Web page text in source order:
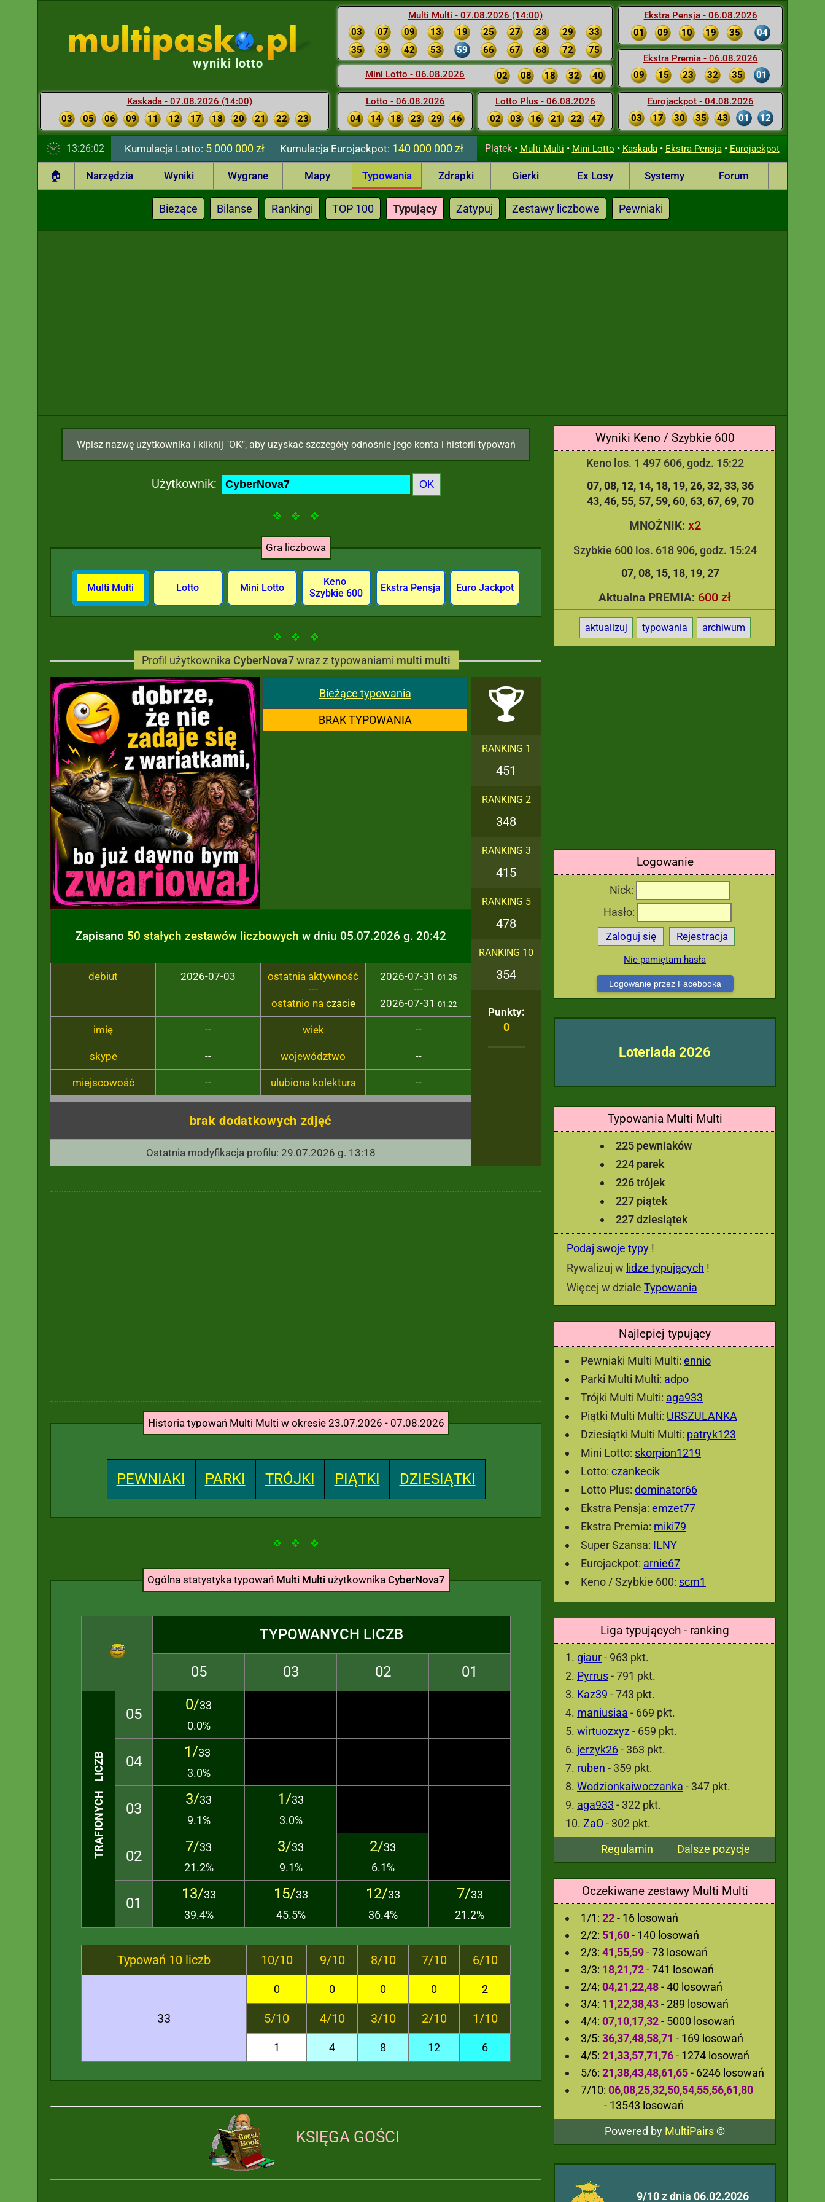
Multi Multi - 07.08.2026 (14:00)
03
07 09 13 19 25 27 28 29
33
35
39 42 53 59 66 67 68 72 75
Mini Lotto - 06.08.2026 02 08 18 32 40
Lotto - 06.08.2026
04
14 18 23 29 46
Lotto Plus - 06.08.2026
02
03 16 21 22 47
Ekstra Pensja - 06.08.2026
01
09 10 19 35 04
Ekstra Premia - 06.08.2026
09
15 23 32 35 01
Eurojackpot - 04.08.2026
03
17 30 35 43 01 12
wyniki lotto
Kaskada - 07.08.2026 (14:00)
03
05 06 09 11 12 17 18 20 21 22 23
13:26:03 Kumulacja Lotto: 5 000 000 zł KumulacjaEurojackpot: 140 000 000 zł Piątek• Multi Multi • Mini Lotto • Kaskada• Ekstra Pensja• Eurojackpot
🏠 Narzędzia Wyniki Wygrane Mapy Typowania Zdrapki Gierki Ex Losy Systemy Forum
Bieżące Bilanse Rankingi TOP 100 Typujący Zatypuj Zestawy liczbowe Pewniaki
Wyniki Keno / Szybkie 600
Keno los. 1 497 606, godz. 15:22
07 08 12 14 18 19 26 32 33 36
43 46 55 57 59 60 63 67 69 70
MNOŻNIK: x2
Szybkie 600 los. 618 906, godz. 15:24
07 08 15 18 19 27
Aktualna PREMIA: 600 zł
aktualizuj typowania archiwum
Logowanie
Nick:
Hasło:
Zaloguj się Rejestracja
Nie pamiętam hasła
Logowanie przez Facebooka
Loteriada 2026
Typowania Multi Multi
225 pewniaków
224 parek
226 trójek
227 piątek
227 dziesiątek
Podaj swoje typy !
Rywalizuj w lidze typujących !
Więcej w dziale Typowania
Najlepiej typujący
Pewniaki Multi Multi: ennio
Parki Multi Multi: adpo
Trójki Multi Multi: aga933
Piątki Multi Multi: URSZULANKA
Dziesiątki Multi Multi: patryk123
Mini Lotto: skorpion1219
Lotto: czankecik
Lotto Plus: dominator66
Ekstra Pensja: emzet77
Ekstra Premia: miki79
Super Szansa: ILNY
Eurojackpot: arnie67
Keno / Szybkie 600: scm1
Liga typujących - ranking
giaur- 963 pkt.
Pyrrus- 791 pkt.
Kaz39 - 743 pkt.
maniusiaa - 669 pkt.
wirtuozxyz - 659 pkt.
jerzyk26- 363 pkt.
ruben - 359 pkt.
Wodzionkaiwoczanka - 347 pkt.
aga933 - 322 pkt.
ZaO- 302 pkt.
Regulamin
Dalsze pozycje
Oczekiwane zestawy Multi Multi
1/1: 22- 16 losowań
2/2: 51,60- 140 losowań
2/3: 41,55,59- 73 losowań
3/3: 18,21,72- 741 losowań
2/4: 04,21,22,48- 40 losowań
3/4: 11,22,38,43- 289 losowań
4/4: 07,10,17,32- 5000 losowań
3/5: 36,37,48,58,71 - 169 losowań
4/5: 21,33,57,71,76- 1274 losowań
5/6: 21,38,43,48,61,65- 6246 losowań
7/10: 06,08,25,32,50,54,55,56,61,80
- 13543 losowań
Powered by MultiPairs©
9/10 z dnia 06.02.2026
Wpisz nazwę użytkownika i kliknij "OK", aby uzyskać szczegóły odnośnie jego konta i historii typowań
Użytkownik:
Gra liczbowa
Multi Multi Lotto Mini Lotto
Keno
Szybkie 600
Ekstra Pensja Euro Jackpot
Profil użytkownika CyberNova7wraz z typowaniami multi multi
Bieżące typowania
BRAK TYPOWANIA
RANKING 1
451
RANKING 2
348
RANKING 3
415
RANKING 5
478
RANKING 10
354
Punkty:
0
Zapisano 50 stałych zestawów liczbowych w dniu 05.07.2026 g. 20:42
debiut 2026-07-03
ostatnia aktywność
---
ostatnio na czacie
2026-07-31 01:25
---
2026-07-31 01:22
imię -- wiek --
skype -- województwo --
miejscowość -- ulubiona kolektura --
brak dodatkowych zdjęć
Ostatnia modyfikacja profilu: 29.07.2026 g. 13:18
Historia typowań Multi Multi w okresie 23.07.2026 - 07.08.2026
PEWNIAKI PARKI TRÓJKI PIĄTKI DZIESIĄTKI
Ogólna statystyka typowań Multi Multiużytkownika CyberNova7
TYPOWANYCH LICZB
05 03 02 01
TRAFIONYCH LICZB
05
0/33
0.0%
04
1/33
3.0%
03
3/33
9.1%
1/33
3.0%
02
7/33
21.2%
3/33
9.1%
2/33
6.1%
01
13/33
39.4%
15/33
45.5%
12/33
36.4%
7/33
21.2%
Typowań 10 liczb 10/10 9/10 8/10 7/10 6/10
33
0 0 0 0 2
5/10 4/10 3/10 2/10 1/10
1 4 8 12 6
KSIĘGA GOŚCI